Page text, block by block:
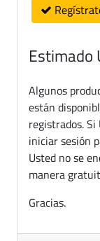
Estimado
Algunos
están
registrados.
iniciar sesión
Usted no se
manera
Gracias.